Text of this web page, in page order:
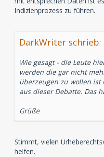
Indizienprozess zu führen.
DarkWriter schrieb:
Wie gesagt - die Leute
werden die gar nicht
überzeugen zu wollen
aus dieser Debatte. Das
Grüße
Stimmt, vielen
helfen.